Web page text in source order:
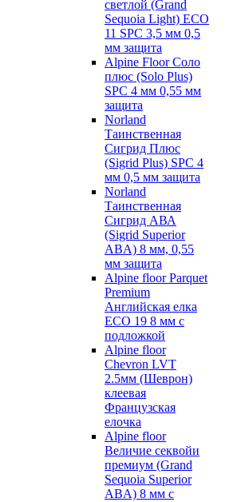
светлой (Grand
Sequoia Light) ECO
11 SPC 3,5 мм 0,5
мм защита
Alpine Floor Соло
плюс (Solo Plus)
SPC 4 мм 0,55 мм
защита
Norland
Таинственная
Сигрид Плюс
(Sigrid Plus) SPC 4
мм 0,5 мм защита
Norland
Таинственная
Сигрид АВА
(Sigrid Superior
ABA) 8 мм, 0,55
мм защита
Alpine floor Parquet
Premium
Английская елка
ECO 19 8 мм с
подложкой
Alpine floor
Chevron LVT
2.5мм (Шеврон)
клеевая
Французская
елочка
Alpine floor
Величие секвойи
премиум (Grand
Sequoia Superior
ABA) 8 мм с